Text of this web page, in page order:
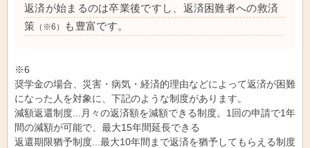
返済が始まるのは卒業後ですし、返済困難者への救済
策 （※6） も豊富です。
※6
奨学金の場合、災害・病気・経済的理由などによって返済が困難
になった人を対象に、下記のような制度があります。
減額返還制度...月々の返済額を減額できる制度。1回の申請で1年
間の減額が可能で、最大15年間延長できる
返還期限猶予制度...最大10年間まで返済を猶予してもらえる制度